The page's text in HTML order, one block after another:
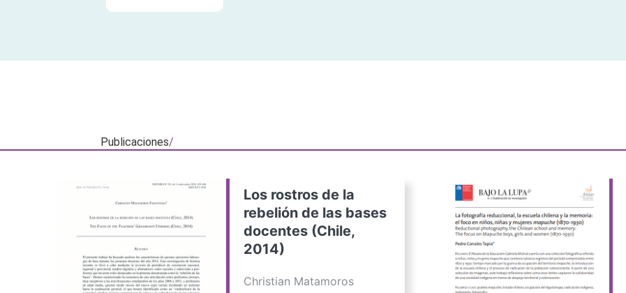
Publicaciones/
Los rostros de la
rebelión de las bases
docentes (Chile,
2014)
Christian Matamoros